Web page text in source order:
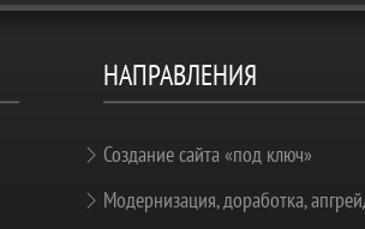
НАПРАВЛЕНИЯ
Создание сайта «под ключ»
Модернизация, доработка,